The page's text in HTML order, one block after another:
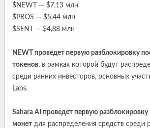
$NEWT — $7,13 млн
$PROS — $5,44 млн
$SENT — $4,88 млн
NEWT проведет первую разблокировку
токенов, в рамках которой будут
среди ранних инвесторов, основных
Labs.
Sahara AI проведет первую
монет для распределения средств среди